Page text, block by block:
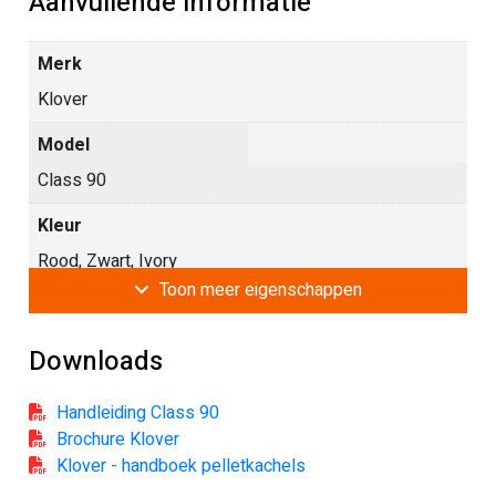
Merk
Klover
Model
Class 90
Kleur
Rood, Zwart, Ivory
Afmetingen
H x B x D
Minimaal vermogen
2.5 kW
Toonmeereigenschappen
Downloads
Handleiding Class 90
Brochure Klover
Klover - handboek pelletkachels